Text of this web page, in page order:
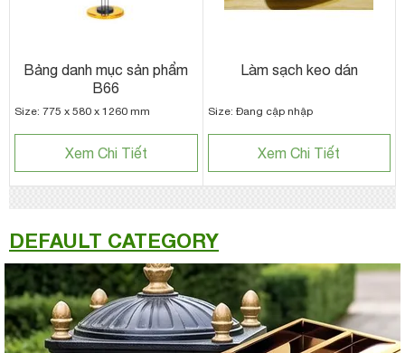
Bảng danh mục sản phẩm
B66
Size: 775 x 580 x 1260 mm
Xem Chi Tiết
Làm sạch keo dán
Size: Đang cập nhập
Xem Chi Tiết
DEFAULT CATEGORY